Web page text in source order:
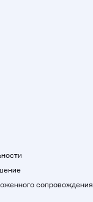
сопровождения